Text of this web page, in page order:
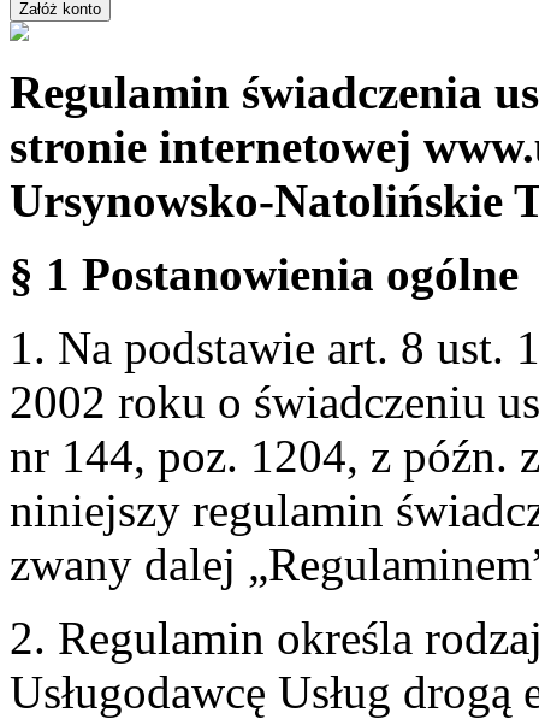
Regulamin świadczenia
stronie internetowej
Ursynowsko-Natolińskie
§ 1 Postanowienia ogólne
1. Na podstawie art. 8 ust.
2002 roku o świadczeniu
nr 144, poz. 1204, z późn.
niniejszy regulamin
zwany dalej
2. Regulamin określa
Usługodawcę Usług